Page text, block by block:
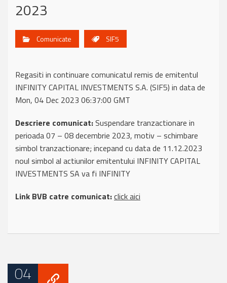
2023
Comunicate SIF5
Regasiti in continuare comunicatul remis de emitentul
INFINITY CAPITAL INVESTMENTS S.A. (SIF5) in data de
Mon, 04 Dec 2023 06:37:00 GMT
Descriere comunicat:Suspendare tranzactionare in
perioada 07 – 08 decembrie 2023, motiv – schimbare
simbol tranzactionare; incepand cu data de 11.12.2023
noul simbol al actiunilor emitentului INFINITY CAPITAL
INVESTMENTS SA va fi INFINITY
Link BVB catre comunicat:click aici
04